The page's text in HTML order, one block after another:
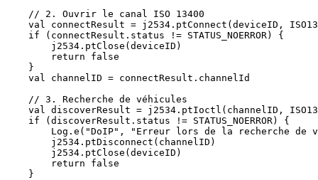
    // 2. Ouvrir le canal ISO 13400
val connectResult = j2534.ptConnect(deviceID,
    if (connectResult.status != STATUS_NOERROR) {
        j2534.ptClose(deviceID)
        return false
    }
    val channelID = connectResult.channelId
    // 3. Recherche de véhicules
val discoverResult = j2534.ptIoctl(channelID,
    if (discoverResult.status != STATUS_NOERROR) {
Log.e("DoIP", "Erreur lors de la recherche de
        j2534.ptDisconnect(channelID)
        j2534.ptClose(deviceID)
        return false
    }